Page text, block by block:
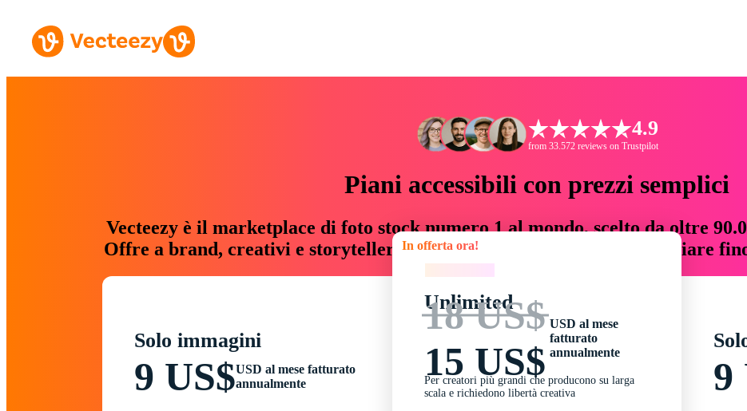
4.9
from 33.572 reviews on Trustpilot
Piani accessibili con prezzi semplici
Vecteezy è il marketplace di foto stock numero 1 al mondo, scelto da oltre
Offre a brand, creativi e storyteller risorse creative che fanno risparmiare
Solo immagini
9 US$USD al mese fatturato
annualmente
In offerta ora!
Unlimited
18 US$
15 US$
USD al mese
fatturato
annualmente
Per creatori più grandi che producono su larga
scala e richiedono libertà creativa
9